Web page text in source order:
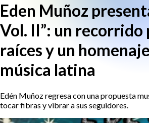
Eden Muñoz
Vol. II”: un recorrido
raíces y un
música latina
Edén Muñoz regresa con una propuesta
tocar fibras y vibrar a sus seguidores.